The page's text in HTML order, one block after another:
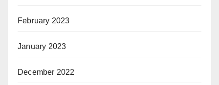
February 2023
January 2023
December 2022